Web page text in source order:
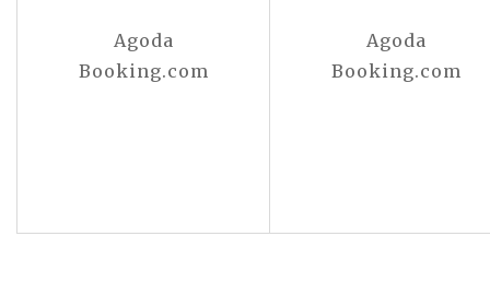
Agoda
Booking.com
Agoda
Booking.com